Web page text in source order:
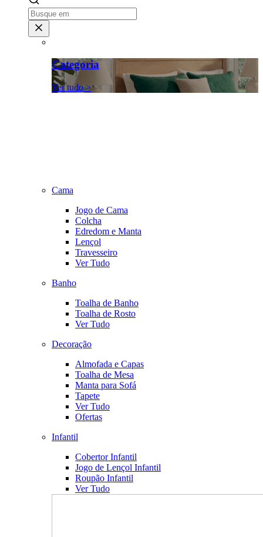
Categoria
Ver tudo >
Cama
Jogo de Cama
Colcha
Edredom e Manta
Lençol
Travesseiro
Ver Tudo
Banho
Toalha de Banho
Toalha de Rosto
Ver Tudo
Decoração
Almofada e Capas
Toalha de Mesa
Manta para Sofá
Tapete
Ver Tudo
Ofertas
Infantil
Cobertor Infantil
Jogo de Lençol Infantil
Roupão Infantil
Ver Tudo